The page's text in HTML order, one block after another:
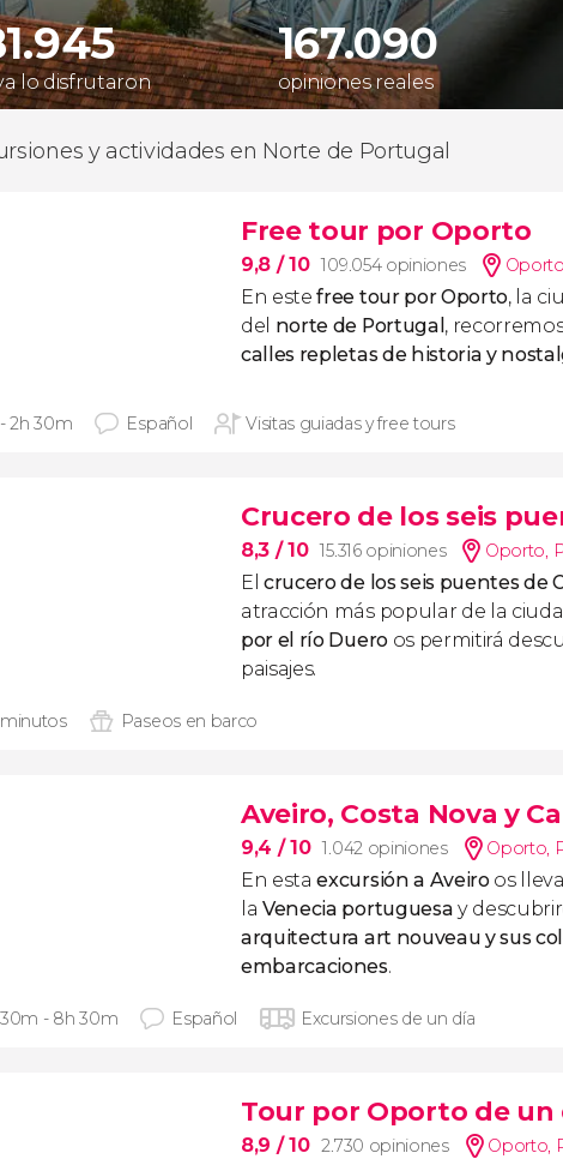
lo disfrutaron
167.090
opiniones reales
y actividades en Norte de Portugal
Free tour por Oporto
9,8 / 10 109.054 opiniones Oporto
En estefree tour por Oporto, la
del norte de Portugal ,
calles repletas de historia y
2h 30m Español Visitas guiadas y free tours
Crucero de los seis
8,3 / 10 15.316 opiniones Oporto,
Elcrucero de los seis puentes de
atracción más popular de la
por el río Dueroos permitirá
paisajes.
Paseos en barco
Aveiro, Costa Nova y
9,4 / 10 1.042 opiniones Oporto,
En estaexcursión a Aveiro os
laVenecia portuguesa y
arquitectura art nouveauy sus
embarcaciones.
- 8h 30m Español Excursiones de un día
Tour por Oporto de
8,9 / 10 2.730 opiniones Oporto,